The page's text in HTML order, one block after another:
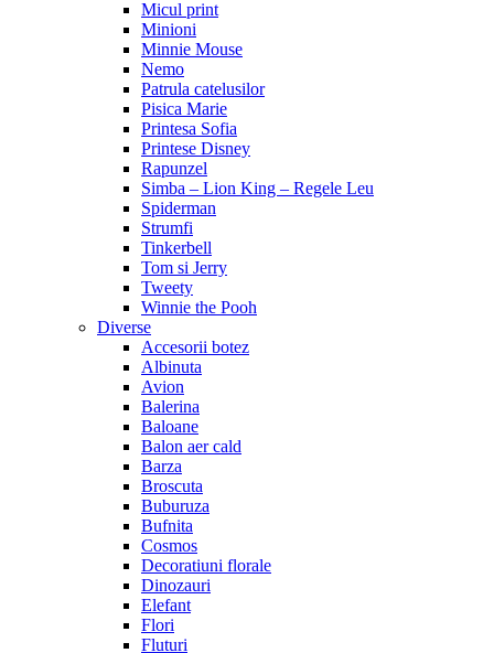
Micul print
Minioni
Minnie Mouse
Nemo
Patrula catelusilor
Pisica Marie
Printesa Sofia
Printese Disney
Rapunzel
Simba – Lion King – Regele Leu
Spiderman
Strumfi
Tinkerbell
Tom si Jerry
Tweety
Winnie the Pooh
Diverse
Accesorii botez
Albinuta
Avion
Balerina
Baloane
Balon aer cald
Barza
Broscuta
Buburuza
Bufnita
Cosmos
Decoratiuni florale
Dinozauri
Elefant
Flori
Fluturi